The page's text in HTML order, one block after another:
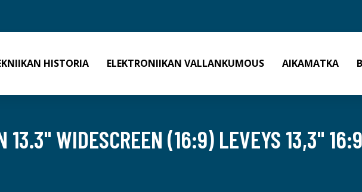
HISTORIA ELEKTRONIIKAN VALLANKUMOUS AIKAMATKA
13.3" WIDESCREEN (16:9) LEVEYS 13,3" 16:9